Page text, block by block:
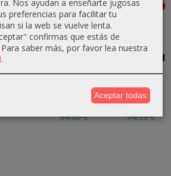
Combat
57,60 €
64,00 €
The World
63,71 €
74,95 €
Nos ayudan a enseñarte jugosas
preferencias para facilitar tu
si la web se vuelve lenta.
confirmas que estás de
Para saber más, por favor lea nuestra
.
Aceptar todas